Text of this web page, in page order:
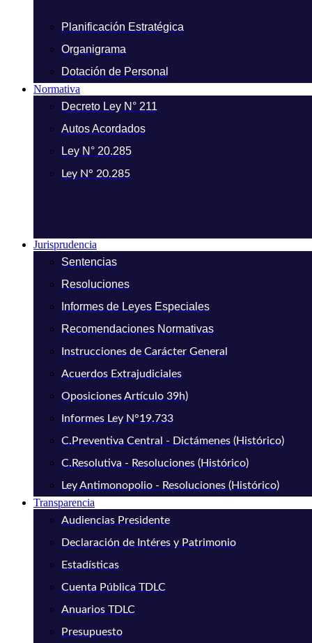
Planificación Estratégica
Organigrama
Dotación de Personal
Normativa
Decreto Ley N° 211
Autos Acordados
Ley N° 20.285
Ley N° 20.285
Jurisprudencia
Sentencias
Resoluciones
Informes de Leyes Especiales
Recomendaciones Normativas
Instrucciones de Carácter General
Acuerdos Extrajudiciales
Oposiciones Artículo 39h)
Informes Ley N°19.733
C.Preventiva Central - Dictámenes (Histórico)
C.Resolutiva - Resoluciones (Histórico)
Ley Antimonopolio - Resoluciones (Histórico)
Transparencia
Audiencias Presidente
Declaración de Intéres y Patrimonio
Estadísticas
Cuenta Pública TDLC
Anuarios TDLC
Presupuesto